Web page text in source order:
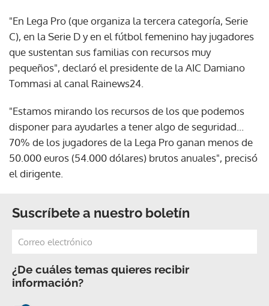
"En Lega Pro (que organiza la tercera categoría, Serie
C), en la Serie D y en el fútbol femenino hay jugadores
que sustentan sus familias con recursos muy
pequeños", declaró el presidente de la AIC Damiano
Tommasi al canal Rainews24.
"Estamos mirando los recursos de los que podemos
disponer para ayudarles a tener algo de seguridad...
70% de los jugadores de la Lega Pro ganan menos de
50.000 euros (54.000 dólares) brutos anuales", precisó
el dirigente.
Suscríbete a nuestro boletín
¿De cuáles temas quieres recibir
información?